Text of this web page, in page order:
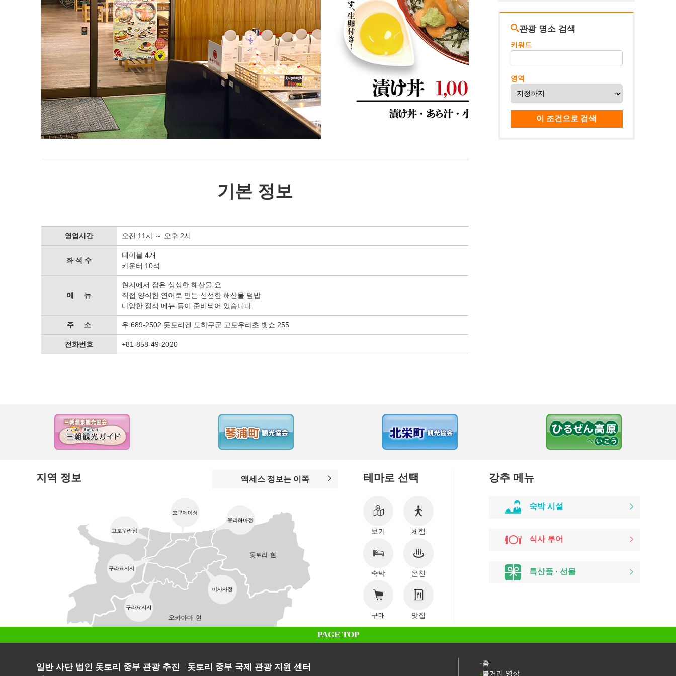
기본 정보
영업시간 오전 11사 ～ 오후 2시
좌 석 수
테이블 4개
카운터 10석
메 뉴
현지에서 잡은 싱싱한 해산물 요
직접 양식한 연어로 만든 신선한 해산물 덮밥
다양한 정식 메뉴 등이 준비되어 있습니다.
주 소 우.689-2502 돗토리켄 도하쿠군 고토우라초 벳쇼 255
전화번호 +81-858-49-2020
관광 명소 검색
키워드
영역
지역 정보 액세스 정보는 이쪽 테마로 선택
보기 체험
숙박 온천
구매 맛집
강추 메뉴
숙박 시설
식사 투어
특산품 · 선물
PAGE TOP
일반 사단 법인 돗토리 중부 관광 추진
돗토리 중부 국제 관광 지원 센터
홈
볼거리 영상